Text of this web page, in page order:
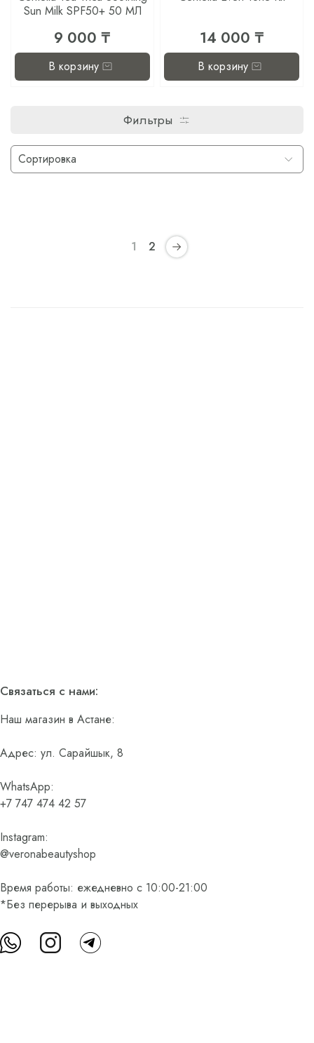
Sun Milk SPF50+ 50 МЛ
9 000 ₸
В корзину
14 000 ₸
В корзину
Фильтры
1 2
Связаться с нами:
Наш магазин в Астане:
Адрес: ул. Сарайшык, 8
WhatsApp:
+7 747 474 42 57
Instagram:
@veronabeautyshop
Время работы: ежедневно с 10:00-21:00
*Без перерыва и выходных